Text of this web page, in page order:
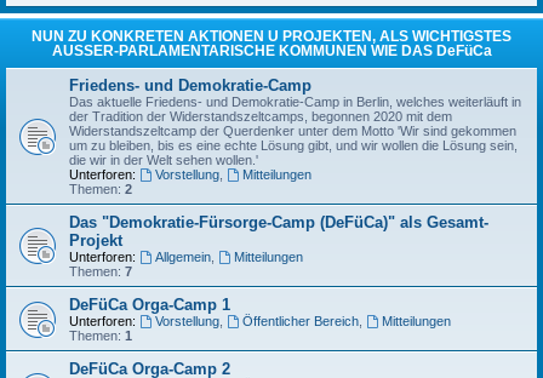
NUN ZU KONKRETEN AKTIONEN U PROJEKTEN, ALS WICHTIGSTES
AUSSER-PARLAMENTARISCHE KOMMUNEN WIE DAS DeFüCa
Friedens- und Demokratie-Camp
Das aktuelle Friedens- und Demokratie-Camp in Berlin, welches weiterläuft in
der Tradition der Widerstandszeltcamps, begonnen 2020 mit dem
Widerstandszeltcamp der Querdenker unter dem Motto 'Wir sind gekommen
um zu bleiben, bis es eine echte Lösung gibt, und wir wollen die Lösung sein,
die wir in der Welt sehen wollen.'
Unterforen:
Vorstellung,
Mitteilungen
Themen: 2
Das "Demokratie-Fürsorge-Camp (DeFüCa)" als Gesamt-
Projekt
Unterforen: Allgemein,
Mitteilungen
Themen: 7
DeFüCa Orga-Camp 1
Unterforen: Vorstellung, Öffentlicher Bereich,
Mitteilungen
Themen: 1
DeFüCa Orga-Camp 2